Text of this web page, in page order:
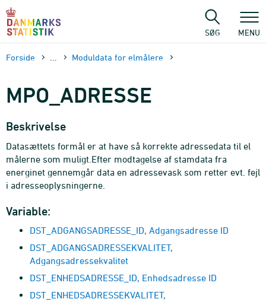
sidens
SØG MENU
Forside Moduldata for elmålere
MPO_ADRESSE
Beskrivelse
Datasættets formål er at have så korrekte adressedata til el
målerne som muligt.Efter modtagelse af stamdata fra
energinet gennemgår data en adressevask som retter evt. fejl
i adresseoplysningerne.
Variable:
DST_ADGANGSADRESSE_ID, Adgangsadresse ID
DST_ADGANGSADRESSEKVALITET,
Adgangsadressekvalitet
DST_ENHEDSADRESSE_ID, Enhedsadresse ID
DST_ENHEDSADRESSEKVALITET,